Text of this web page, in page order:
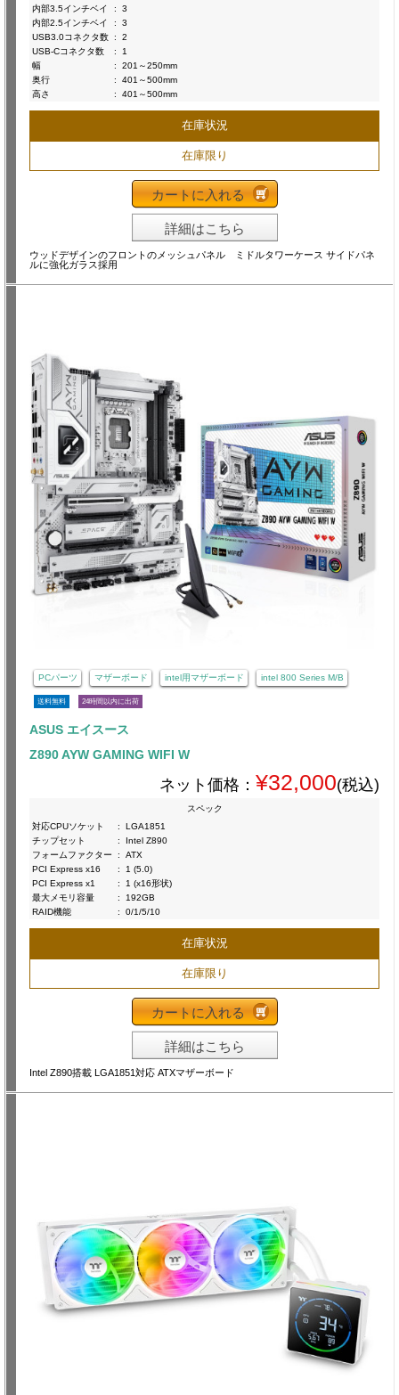
内部3.5インチベイ
:
3
内部2.5インチベイ
:
3
USB3.0コネクタ数 :
2
USB-Cコネクタ数
:
1
幅
:
201～250mm
奥行
:
401～500mm
高さ
: 401～500mm
在庫状況
在庫限り
カートに入れる
詳細はこちら
ウッドデザインのフロントのメッシュパネル ミドルタワーケース サイドパネ
ルに強化ガラス採用
PCパーツ マザーボード intel用マザーボード intel 800 Series M/B
送料無料 24時間以内に出荷
ASUS エイスース
Z890 AYW GAMING WIFI W
ネット価格： ¥32,000(税込)
スペック
対応CPUソケット
:
LGA1851
チップセット
:
Intel Z890
フォームファクター
:
ATX
PCI Express x16
:
1 (5.0)
PCI Express x1
:
1 (x16形状)
最大メモリ容量
:
192GB
RAID機能
: 0/1/5/10
在庫状況
在庫限り
カートに入れる
詳細はこちら
Intel Z890搭載 LGA1851対応 ATXマザーボード